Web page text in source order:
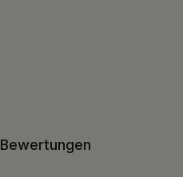
Bewertungen